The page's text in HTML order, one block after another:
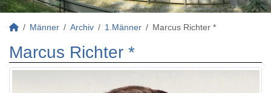
Männer Archiv 1.Männer Marcus Richter *
Marcus Richter *